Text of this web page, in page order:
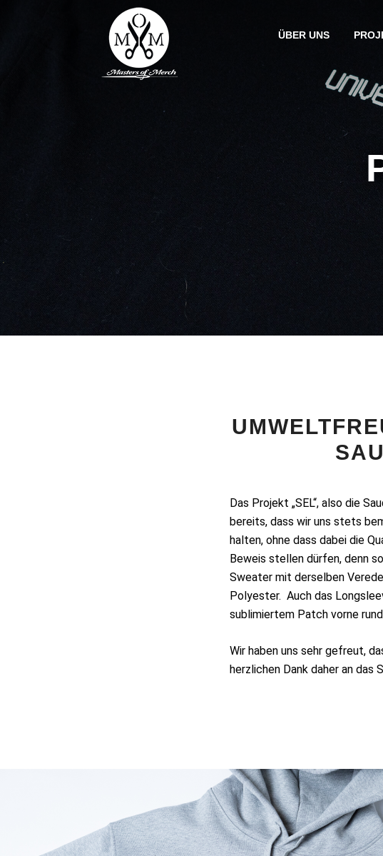
ÜBER UNS
Das Projekt „SEL“, also die
bereits, dass wir uns stets
halten, ohne dass dabei die
Beweis stellen dürfen, denn
Sweater mit derselben
Polyester. Auch das
sublimiertem Patch vorne
Wir haben uns sehr gefreut,
herzlichen Dank daher an das